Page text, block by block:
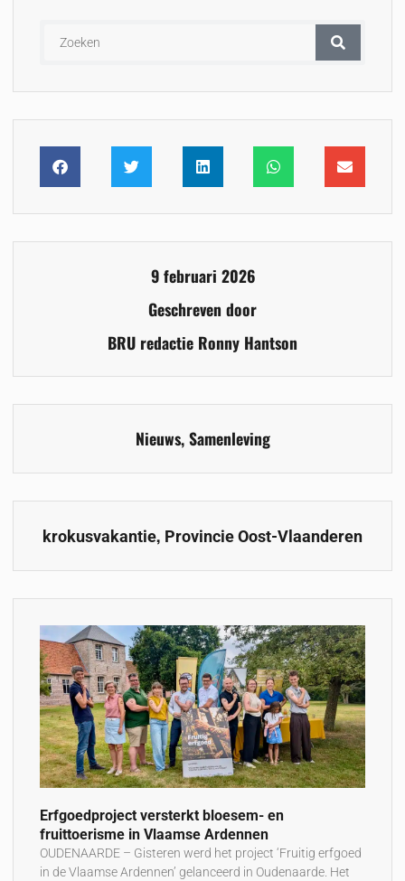
9 februari 2026
Geschreven door
BRU redactie Ronny Hantson
Nieuws,Samenleving
krokusvakantie, Provincie Oost-Vlaanderen
Erfgoedproject versterkt bloesem- en
fruittoerisme in Vlaamse Ardennen
OUDENAARDE – Gisteren werd het project ‘Fruitig erfgoed
in de Vlaamse Ardennen’ gelanceerd in Oudenaarde. Het